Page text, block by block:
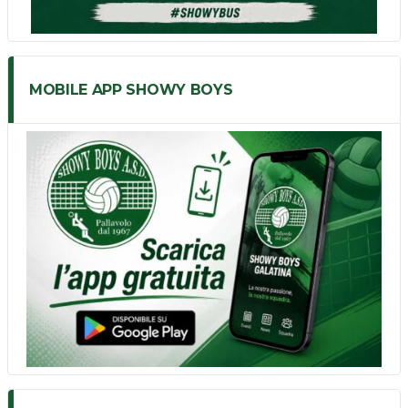
MOBILE APP SHOWY BOYS